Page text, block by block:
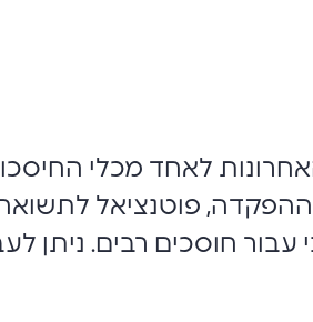
לאחד מכלי החיסכון
ההפקדה, פוטנציאל
עבור חוסכים רבים.